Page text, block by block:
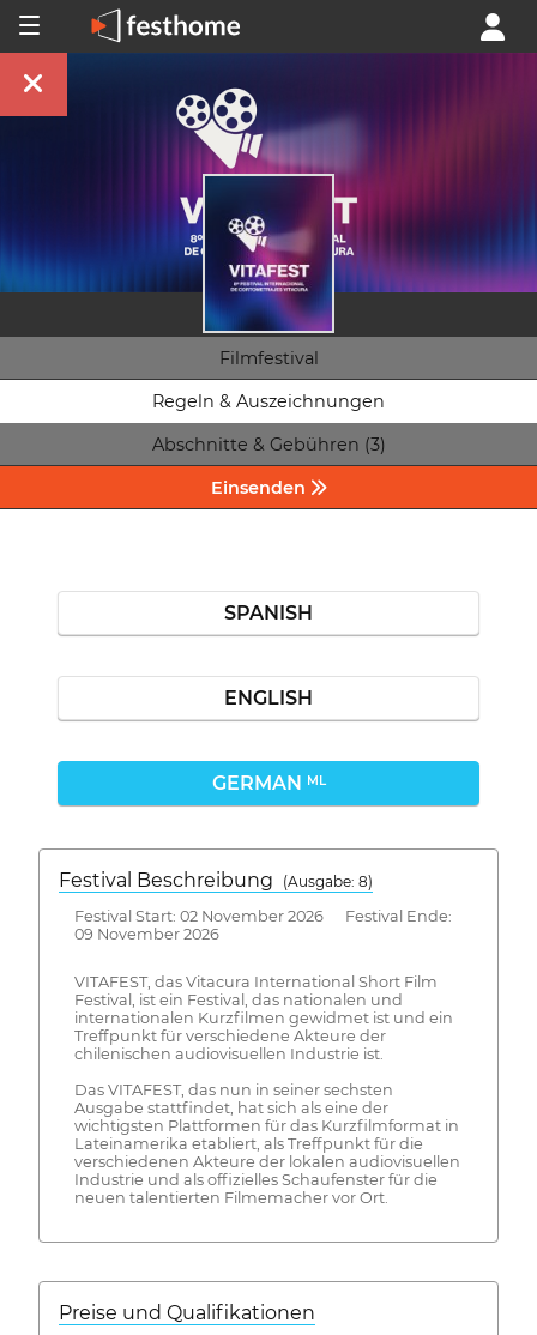
Filmfestival
Regeln & Auszeichnungen
Abschnitte & Gebühren (3)
Einsenden
SPANISH
ENGLISH
GERMAN ML
Festival Beschreibung
(Ausgabe: 8)
Festival Start: 02 November 2026 Festival Ende:
09 November 2026
VITAFEST, das Vitacura International Short Film
Festival, ist ein Festival, das nationalen und
internationalen Kurzfilmen gewidmet ist und ein
Treffpunkt für verschiedene Akteure der
chilenischen audiovisuellen Industrie ist.
Das VITAFEST, das nun in seiner sechsten
Ausgabe stattfindet, hat sich als eine der
wichtigsten Plattformen für das Kurzfilmformat in
Lateinamerika etabliert, als Treffpunkt für die
verschiedenen Akteure der lokalen audiovisuellen
Industrie und als offizielles Schaufenster für die
neuen talentierten Filmemacher vor Ort.
Preise und Qualifikationen